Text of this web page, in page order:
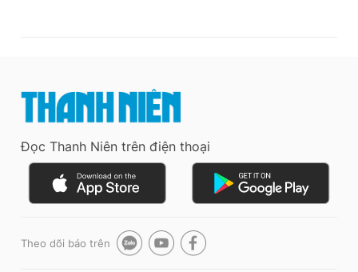
Đọc Thanh Niên trên điện thoại
Theo dõi báo trên